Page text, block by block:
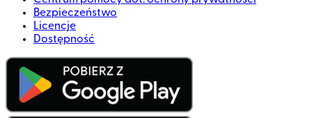
Bezpieczeństwo
Licencje
Dostępność